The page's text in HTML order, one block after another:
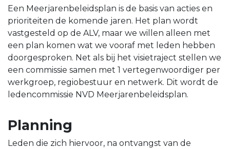
Een Meerjarenbeleidsplan is de basis van acties en
prioriteiten de komende jaren. Het plan wordt
vastgesteld op de ALV, maar we willen alleen met
een plan komen wat we vooraf met leden hebben
doorgesproken. Net als bij het visietraject stellen we
een commissie samen met 1 vertegenwoordiger per
werkgroep, regiobestuur en netwerk. Dit wordt de
ledencommissie NVD Meerjarenbeleidsplan.
Planning
Leden die zich hiervoor, na ontvangst van de